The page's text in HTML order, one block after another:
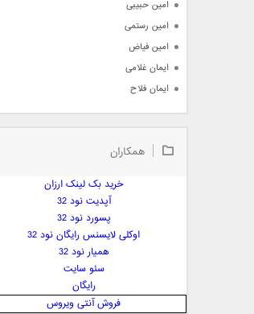
امین حبیبی
امین رستمی
امین فیاض
ایمان غلامی
ایمان فلاح
بابک جهانبخش
بابک مافی
بهنام صفوی
پارسا چیلیک
همکاران
خرید بک لینک ارزان
آپدیت نود 32
پسورد نود 32
اوکلی لایسنس رایگان نود 32
همیار نود 32
سئو سایت
رایگان
فروش آنتی ویروس